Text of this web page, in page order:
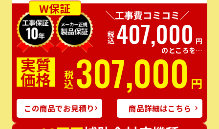
W保証
＼工事費コミコミ／
税込407,000 円
のところを…
実質
価格 税込307,000 円
この商品でお見積り 商品詳細はこちら